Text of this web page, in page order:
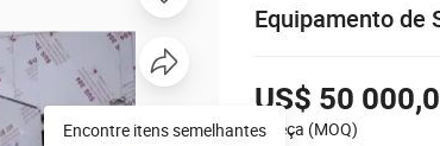
Equipamento de
US$ 50
1 Peça (MOQ)
Encontre itens semelhantes